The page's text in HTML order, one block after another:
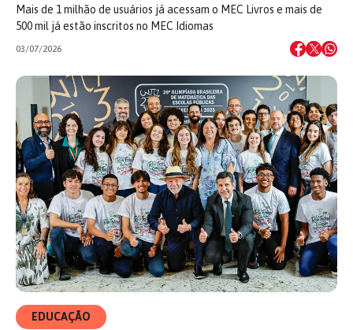
Mais de 1 milhão de usuários já acessam o MEC Livros e mais de
500 mil já estão inscritos no MEC Idiomas
03/07/2026
EDUCAÇÃO